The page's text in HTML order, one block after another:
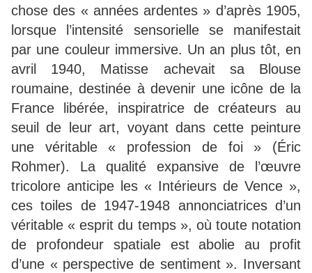
chose des « années ardentes » d’après 1905,
lorsque l’intensité sensorielle se manifestait
par une couleur immersive. Un an plus tôt, en
avril 1940, Matisse achevait sa Blouse
roumaine, destinée à devenir une icône de la
France libérée, inspiratrice de créateurs au
seuil de leur art, voyant dans cette peinture
une véritable « profession de foi » (Éric
Rohmer). La qualité expansive de l’œuvre
tricolore anticipe les « Intérieurs de Vence »,
ces toiles de 1947-1948 annonciatrices d’un
véritable « esprit du temps », où toute notation
de profondeur spatiale est abolie au profit
d’une « perspective de sentiment ». Inversant